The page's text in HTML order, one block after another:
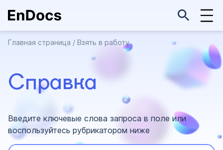
Главная страница / Взять в работу
Справка
Введите ключевые слова запроса в поле или
воспользуйтесь рубрикатором ниже